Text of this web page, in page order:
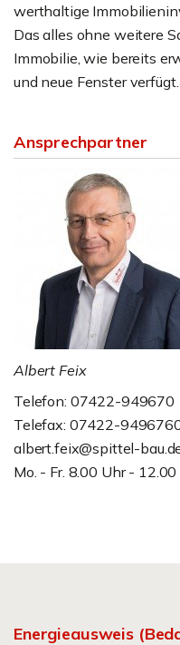
werthaltige
Das alles ohne weitere
Immobilie, wie bereits
und neue Fenster verfügt.
Ansprechpartner
Albert Feix
Telefon: 07422-949670
Telefax: 07422-
albert.feix@spittel-
Mo. - Fr. 8.00 Uhr -
Energieausweis